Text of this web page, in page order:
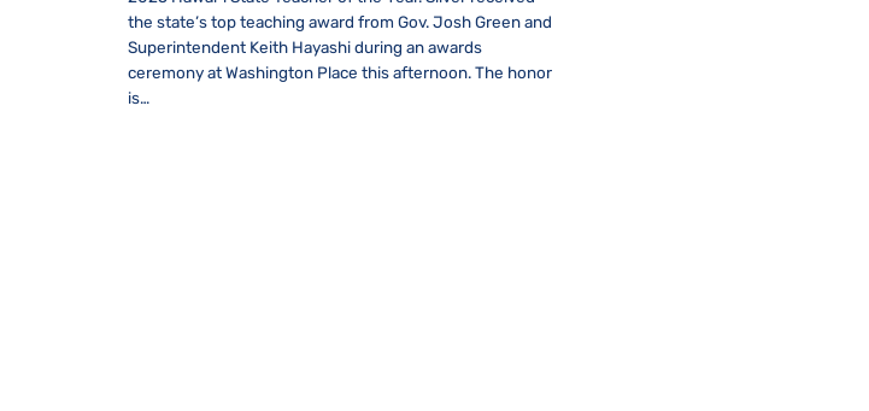
the state’s top teaching award from Gov. Josh Green and
Superintendent Keith Hayashi during an awards
ceremony at Washington Place this afternoon. The honor
is…